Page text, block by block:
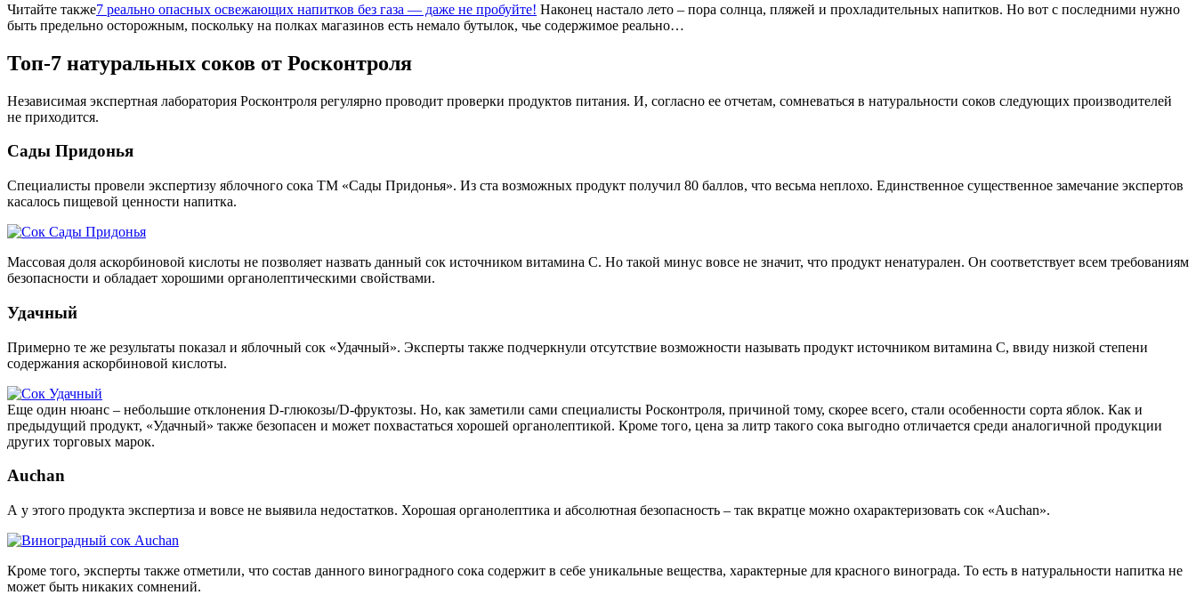
Читайте также7 реально опасных освежающих напитков без газа — даже не пробуйте! Наконец настало лето – пора солнца, пляжей и прохладительных напитков. Но вот с последними нужно
быть предельно осторожным, поскольку на полках магазинов есть немало бутылок, чье содержимое реально…
Топ-7 натуральных соков от Росконтроля
Независимая экспертная лаборатория Росконтроля регулярно проводит проверки продуктов питания. И, согласно ее отчетам, сомневаться в натуральности соков следующих производителей
не приходится.
Сады Придонья
Специалисты провели экспертизу яблочного сока ТМ «Сады Придонья». Из ста возможных продукт получил 80 баллов, что весьма неплохо. Единственное существенное замечание экспертов
касалось пищевой ценности напитка.
Массовая доля аскорбиновой кислоты не позволяет назвать данный сок источником витамина С. Но такой минус вовсе не значит, что продукт ненатурален. Он соответствует всем требованиям
безопасности и обладает хорошими органолептическими свойствами.
Удачный
Примерно те же результаты показал и яблочный сок «Удачный». Эксперты также подчеркнули отсутствие возможности называть продукт источником витамина С, ввиду низкой степени
содержания аскорбиновой кислоты.
Еще один нюанс – небольшие отклонения D-глюкозы/D-фруктозы. Но, как заметили сами специалисты Росконтроля, причиной тому, скорее всего, стали особенности сорта яблок. Как и
предыдущий продукт, «Удачный» также безопасен и может похвастаться хорошей органолептикой. Кроме того, цена за литр такого сока выгодно отличается среди аналогичной продукции
других торговых марок.
Auchan
А у этого продукта экспертиза и вовсе не выявила недостатков. Хорошая органолептика и абсолютная безопасность – так вкратце можно охарактеризовать сок «Auchan».
Кроме того, эксперты также отметили, что состав данного виноградного сока содержит в себе уникальные вещества, характерные для красного винограда. То есть в натуральности напитка не
может быть никаких сомнений.